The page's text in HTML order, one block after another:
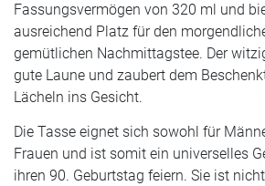
Fassungsvermögen von 320 ml und
ausreichend Platz für den
gemütlichen Nachmittagstee. Der
gute Laune und zaubert dem
Lächeln ins Gesicht.
Die Tasse eignet sich sowohl für
Frauen und ist somit ein universelles
ihren 90. Geburtstag feiern. Sie ist